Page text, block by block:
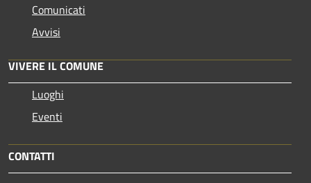
Comunicati
Avvisi
VIVERE IL COMUNE
Luoghi
Eventi
CONTATTI